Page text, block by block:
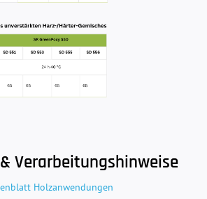
Verarbeitungshinweise
Holzanwendungen